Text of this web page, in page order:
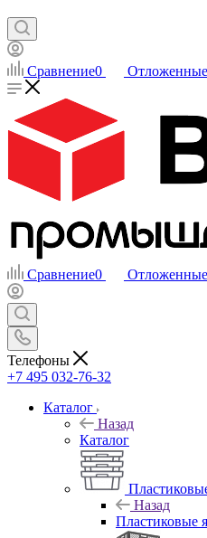
Сравнение0 Отложенные
Сравнение0 Отложенные
Телефоны
+7 495 032-76-32
Каталог
Назад
Каталог
Назад
Пластиковые